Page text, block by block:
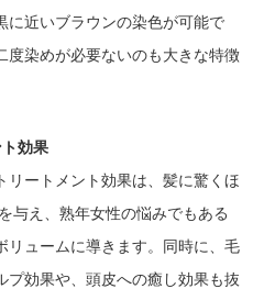
に近いブラウンの染色が可能で
度染めが必要ないのも大きな特徴
効果
リートメント効果は、髪に驚くほ
与え、熟年女性の悩みでもある
リュームに導きます。同時に、毛
プ効果や、頭皮への癒し効果も抜